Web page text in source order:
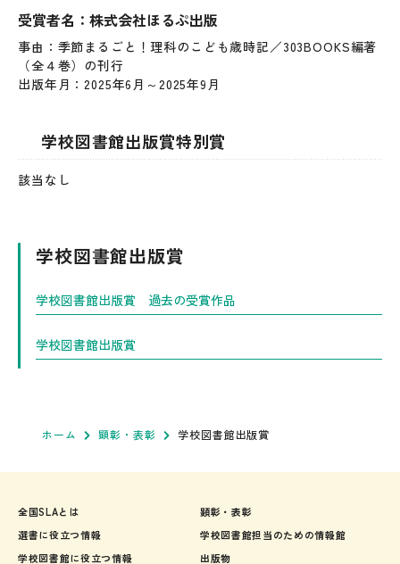
受賞者名：株式会社ほるぷ出版
事由：季節まるごと！理科のこども歳時記／303BOOKS編著
（全４巻）の刊行
出版年月：2025年6月～2025年9月
学校図書館出版賞特別賞
該当なし
学校図書館出版賞
学校図書館出版賞 過去の受賞作品
学校図書館出版賞
ホーム 顕彰・表彰 学校図書館出版賞
全国SLAとは
選書に役立つ情報
学校図書館に役立つ情報
顕彰・表彰
学校図書館担当のための情報館
出版物